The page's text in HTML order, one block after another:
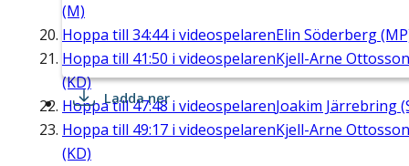
(M)
Hoppa till 34:44i videospelarenElin Söderberg
Hoppa till 41:50 i videospelarenKjell-Arne Ottosson
(KD)
Hoppa till47:48 i videospelarenJoakim Järrebring
Hoppa till 49:17 i videospelarenKjell-Arne Ottosson
(KD)
Ladda ner